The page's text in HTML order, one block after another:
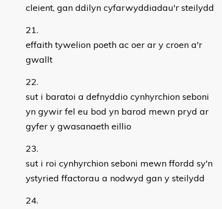
cleient, gan ddilyn cyfarwyddiadau'r steilydd
effaith tywelion poeth ac oer ar y croen a'r
gwallt
sut i baratoi a defnyddio cynhyrchion seboni
yn gywir fel eu bod yn barod mewn pryd ar
gyfer y gwasanaeth eillio
sut i roi cynhyrchion seboni mewn ffordd sy'n
ystyried ffactorau a nodwyd gan y steilydd